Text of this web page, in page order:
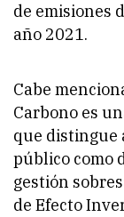
de emisiones
año 2021.
Cabe
Carbono es
que distingue
público como
gestión
de Efecto